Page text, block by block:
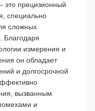
это прецизионный
специально
сложных
Благодаря
измерения и
он обладает
и долгосрочной
вызванным
и